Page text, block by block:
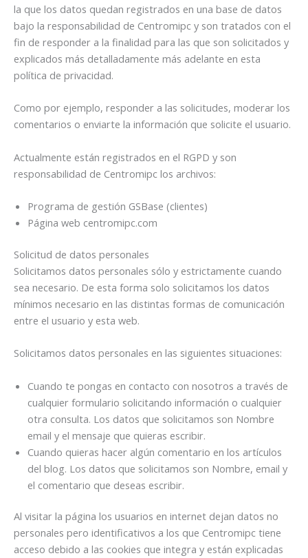
la que los datos quedan registrados en una base de datos
bajo la responsabilidad de Centromipc y son tratados con el
fin de responder a la finalidad para las que son solicitados y
explicados más detalladamente más adelante en esta
política de privacidad.
Como por ejemplo, responder a las solicitudes, moderar los
comentarios o enviarte la información que solicite el usuario.
Actualmente están registrados en el RGPD y son
responsabilidad de Centromipc los archivos:
Programa de gestión GSBase (clientes)
Página web centromipc.com
Solicitud de datos personales
Solicitamos datos personales sólo y estrictamente cuando
sea necesario. De esta forma solo solicitamos los datos
mínimos necesario en las distintas formas de comunicación
entre el usuario y esta web.
Solicitamos datos personales en las siguientes situaciones:
Cuando te pongas en contacto con nosotros a través de
cualquier formulario solicitando información o cualquier
otra consulta. Los datos que solicitamos son Nombre
email y el mensaje que quieras escribir.
Cuando quieras hacer algún comentario en los artículos
del blog. Los datos que solicitamos son Nombre, email y
el comentario que deseas escribir.
Al visitar la página los usuarios en internet dejan datos no
personales pero identificativos a los que Centromipc tiene
acceso debido a las cookies que integra y están explicadas